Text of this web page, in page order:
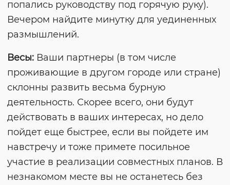
попались руководству под горячую руку).
Вечером найдите минутку для уединенных
размышлений.
Весы: Ваши партнеры (в том числе
проживающие в другом городе или стране)
склонны развить весьма бурную
деятельность. Скорее всего, они будут
действовать в ваших интересах, но дело
пойдет еще быстрее, если вы пойдете им
навстречу и тоже примете посильное
участие в реализации совместных планов. В
незнакомом месте вы не останетесь без